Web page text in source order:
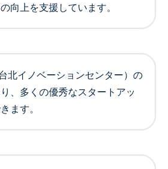
向上を支援しています。
北イノベーションセンター）の
、多くの優秀なスタートアッ
ます。